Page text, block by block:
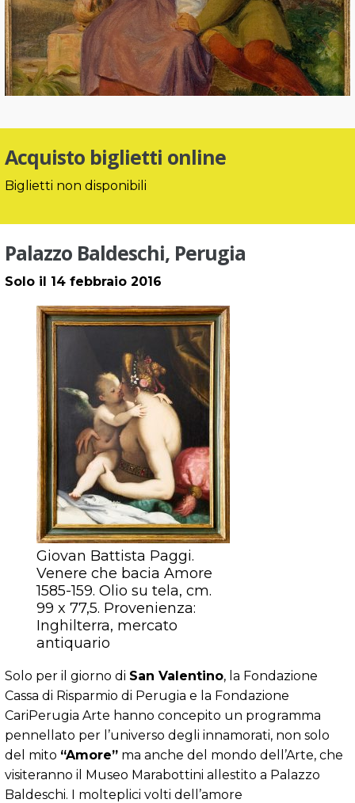
Acquisto biglietti online
Biglietti non disponibili
Palazzo Baldeschi, Perugia
Solo il 14 febbraio 2016
Giovan Battista Paggi.
Venere che bacia Amore
1585-159. Olio su tela, cm.
99 x 77,5. Provenienza:
Inghilterra, mercato
antiquario
Solo per il giorno di San Valentino, la Fondazione
Cassa di Risparmio di Perugia e la Fondazione
CariPerugia Arte hanno concepito un programma
pennellato per l’universo degli innamorati, non solo
del mito “Amore” ma anche del mondo dell’Arte, che
visiteranno il Museo Marabottini allestito a Palazzo
Baldeschi. I molteplici volti dell’amore